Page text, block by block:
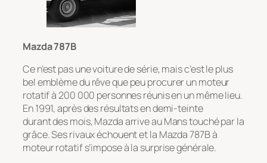
Mazda 787B
Ce n’est pas une voiture de série, mais c’est le plus
bel emblème du rêve que peu procurer un moteur
rotatif à 200 000 personnes réunis en un même lieu.
En 1991, après des résultats en demi-teinte
durant des mois, Mazda arrive au Mans touché par la
grâce. Ses rivaux échouent et la Mazda 787B à
moteur rotatif s’impose à la surprise générale.